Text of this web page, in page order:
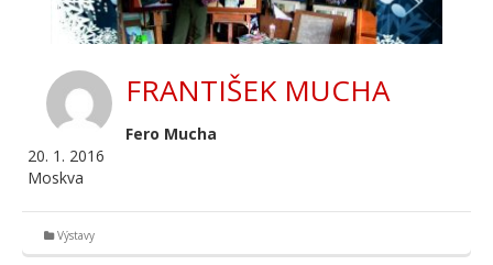
FRANTIŠEK MUCHA
Fero Mucha
20. 1. 2016
Moskva
Výstavy